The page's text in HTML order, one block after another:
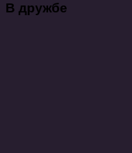
В дружбе